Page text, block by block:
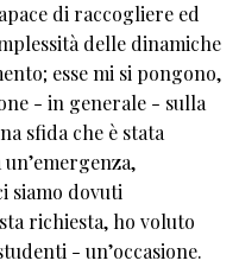
di raccogliere ed
delle dinamiche
esse mi si pongono,
- in generale - sulla
sfida che è stata
siamo dovuti
richiesta, ho voluto
- un’occasione.